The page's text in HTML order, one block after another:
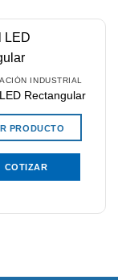
INDUSTRIAL
Rectangular
PRODUCTO
COTIZAR